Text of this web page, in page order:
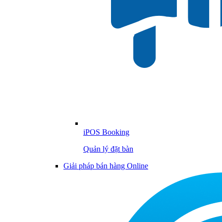
iPOS Booking
Quản lý đặt bàn
Giải pháp bán hàng Online